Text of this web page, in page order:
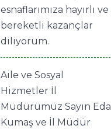
esnaflarımıza hayırlı ve
bereketli kazançlar
diliyorum.
Aile ve Sosyal
Hizmetler İl
Müdürümüz Sayın Eda
Kumaş ve İl Müdür